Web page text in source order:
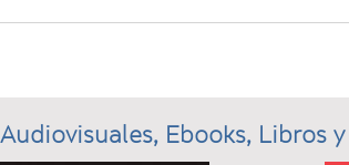
Ebooks, Libros y